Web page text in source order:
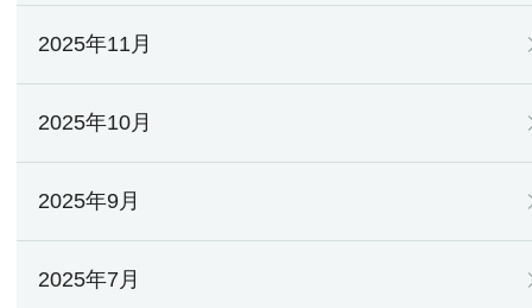
2025年11月
2025年10月
2025年9月
2025年7月